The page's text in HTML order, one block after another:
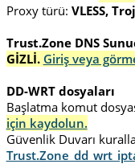
Proxy türü: VLESS,
Trust.Zone DNS
GİZLİ. Giriş veya
DD-WRT dosyaları
Başlatma komut
için kaydolun.
Güvenlik Duvarı